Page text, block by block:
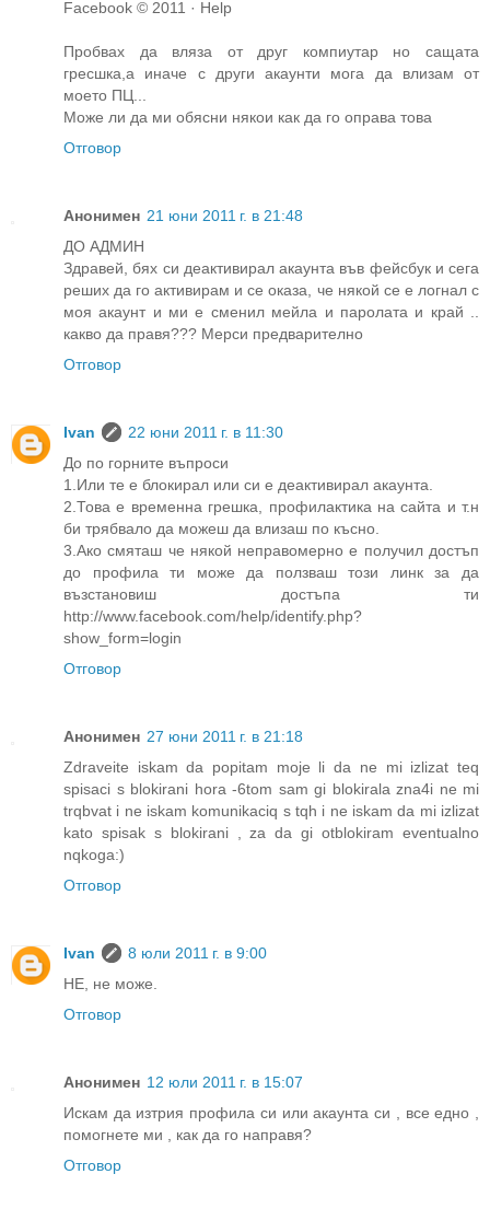
Facebook © 2011 · Help
Пробвах да вляза от друг компиутар но сащата
гресшка,а иначе с други акаунти мога да влизам от
моето ПЦ...
Може ли да ми обясни някои как да го оправа това
Отговор
Анонимен 21 юни 2011 г. в 21:48
ДО АДМИН
Здравей, бях си деактивирал акаунта във фейсбук и сега
реших да го активирам и се оказа, че някой се е логнал с
моя акаунт и ми е сменил мейла и паролата и край ..
какво да правя??? Мерси предварително
Отговор
Ivan
22 юни 2011 г. в 11:30
До по горните въпроси
1.Или те е блокирал или си е деактивирал акаунта.
2.Това е временна грешка, профилактика на сайта и т.н
би трябвало да можеш да влизаш по късно.
3.Ако смяташ че някой неправомерно е получил достъп
до профила ти може да ползваш този линк за да
възстановиш достъпа ти
http://www.facebook.com/help/identify.php?
show_form=login
Отговор
Анонимен 27 юни 2011 г. в 21:18
Zdraveite iskam da popitam moje li da ne mi izlizat teq
spisaci s blokirani hora -6tom sam gi blokirala zna4i ne mi
trqbvat i ne iskam komunikaciq s tqh i ne iskam da mi izlizat
kato spisak s blokirani , za da gi otblokiram eventualno
nqkoga:)
Отговор
Ivan
8 юли 2011 г. в 9:00
НЕ, не може.
Отговор
Анонимен 12 юли 2011 г. в 15:07
Искам да изтрия профила си или акаунта си , все едно ,
помогнете ми , как да го направя?
Отговор